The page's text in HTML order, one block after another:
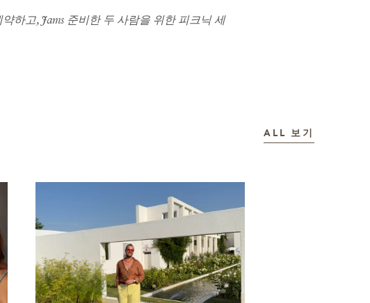
하고, Jams 준비한 두 사람을 위한 피크닉 세
ALL 이야기
보기